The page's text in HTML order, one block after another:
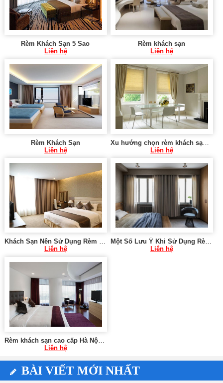
Rèm Khách Sạn 5 Sao
Liên hệ
Rèm khách sạn
Liên hệ
Rèm Khách Sạn
Liên hệ
Xu hướng chọn rèm khách sạn đẳng cấp SK144
Liên hệ
Khách Sạn Nên Sử Dụng Rèm Cửa Nào 0975 765 295
Liên hệ
Một Số Lưu Ý Khi Sử Dụng Rèm Cho Khách Sạn 0975 765 295
Liên hệ
Rèm khách sạn cao cấp Hà Nội 0975 765 295 SK378
Liên hệ
BÀI VIẾT MỚI NHẤT